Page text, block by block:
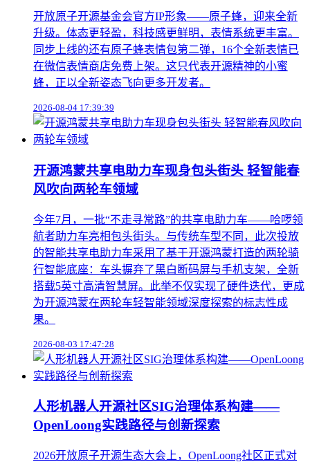
开放原子开源基金会官方IP形象——原子蜂，迎来全新
升级。体态更轻盈，科技感更鲜明，表情系统更丰富。
同步上线的还有原子蜂表情包第二弹，16个全新表情已
在微信表情商店免费上架。这只代表开源精神的小蜜
蜂，正以全新姿态飞向更多开发者。
2026-08-04 17:39:39
开源鸿蒙共享电助力车现身包头街头 轻智能春
风吹向两轮车领域
今年7月，一批“不走寻常路”的共享电助力车——哈啰领
航者助力车亮相包头街头。与传统车型不同，此次投放
的智能共享电助力车采用了基于开源鸿蒙打造的两轮骑
行智能底座：车头摒弃了黑白断码屏与手机支架，全新
搭载5英寸高清智慧屏。此举不仅实现了硬件迭代，更成
为开源鸿蒙在两轮车轻智能领域深度探索的标志性成
果。
2026-08-03 17:47:28
人形机器人开源社区SIG治理体系构建——
OpenLoong实践路径与创新探索
2026开放原子开源生态大会上，OpenLoong社区正式对